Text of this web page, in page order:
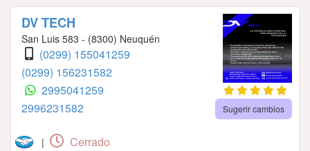
DV TECH
San Luis 583 - (8300) Neuquén
(0299) 155041259
(0299) 156231582
2995041259
2996231582
Sugerir cambios
| Cerrado